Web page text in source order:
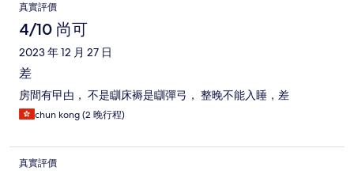
真實評價
4/10 尚可
2023 年 12 月 27 日
差
房間有曱甴， 不是瞓床褥是瞓彈弓， 整晚不能入睡，差
chun kong (2 晚行程)
真實評價